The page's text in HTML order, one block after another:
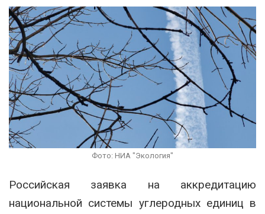
Фото: НИА "Экология"
Российская заявка на аккредитацию
национальной системы углеродных единиц в